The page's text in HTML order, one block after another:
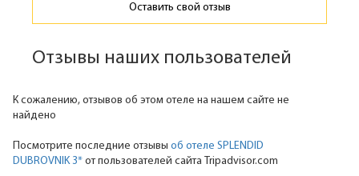
Оставить свой отзыв
Отзывы наших пользователей
К сожалению, отзывов об этом отеле на нашем сайте не
найдено
Посмотрите последние отзывы об отеле SPLENDID
DUBROVNIK 3* от пользователей сайта Tripadvisor.com